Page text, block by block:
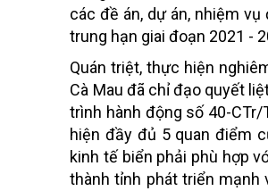
các đề án, dự án, nhiệm
trung hạn giai đoạn 2021 -
Quán triệt, thực hiện
Cà Mau đã chỉ đạo quyết
trình hành động số 40-
hiện đầy đủ 5 quan điểm
kinh tế biển phải phù hợp
thành tỉnh phát triển mạnh